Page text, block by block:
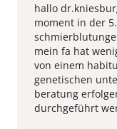
hallo
moment in der
mein fa hat
von einem
genetischen
beratung
durchgeführt